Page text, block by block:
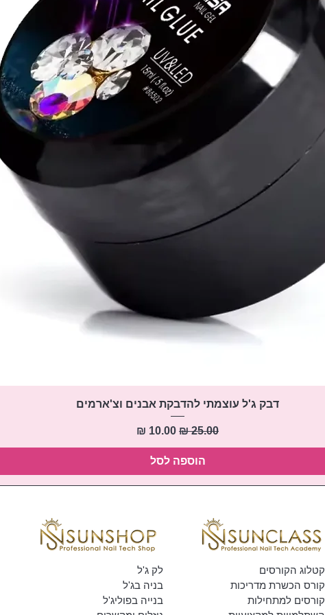
תצוגה מהירה
דבק ג'ל עוצמתי להדבקת אבנים וצ'ארמים
מחיר רגילמחיר מבצע
הוספה לסל
לק ג'ל
בניה בג'ל
בנייה בפוליג'ל
קטלוג הקורסים
קורס הכשרת מדריכות
קורסים למתחילות